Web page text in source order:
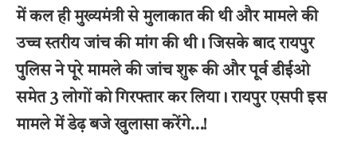
में कल ही मुख्यमंत्री से मुलाकात की थी और मामले की
उच्च स्तरीय जांच की मांग की थी। जिसके बाद रायपुर
पुलिस ने पूरे मामले की जांच शुरू की और पूर्व डीईओ
समेत 3 लोगों को गिरफ्तार कर लिया। रायपुर एसपी इस
मामले में डेढ़ बजे खुलासा करेंगे…!